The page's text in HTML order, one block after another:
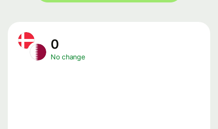
0
No change